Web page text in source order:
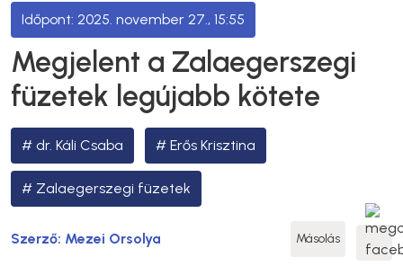
2025. november 27., 15:55
Megjelent a Zalaegerszegi
füzetek legújabb kötete
dr. Káli Csaba Erős Krisztina
Zalaegerszegi füzetek
Szerző: Mezei Orsolya Másolás